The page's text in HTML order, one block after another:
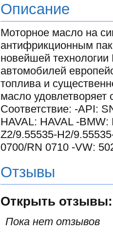
Описание
Моторное масло на
антифрикционным
новейшей
автомобилей
топлива и
масло
Соответствие: -API:
HAVAL: HAVAL -
Z2/9.55535-H2/
0700/RN 0710 -VW:
Отзывы
Открыть
Пока нет отзывов